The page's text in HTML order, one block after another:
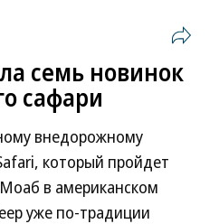
семь новинок
сафари
внедорожному
который пройдет
в американском
уже по-традиции